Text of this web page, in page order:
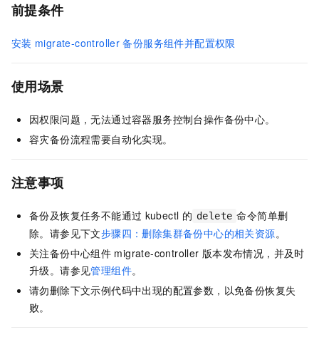
前提条件
安装 migrate-controller 备份服务组件并配置权限
使用场景
因权限问题，无法通过容器服务控制台操作备份中心。
容灾备份流程需要自动化实现。
注意事项
备份及恢复任务不能通过 kubectl 的 delete 命令简单删
除。请参见下文步骤四：删除集群备份中心的相关资源。
关注备份中心组件 migrate-controller 版本发布情况，并及时
升级。请参见管理组件。
请勿删除下文示例代码中出现的配置参数，以免备份恢复失
败。